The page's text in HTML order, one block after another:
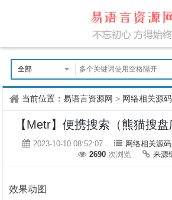
当前位置：易语言资源网 > 网络相关源码
【Metr】便携搜索（熊猫搜盘
2023-10-10 08:52:07
网络相关源码
2690 次浏览 来源
效果动图